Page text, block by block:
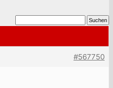
#567750